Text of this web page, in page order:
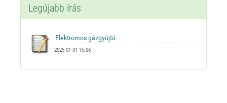
Legújabb írás
2025-01-01 15:06